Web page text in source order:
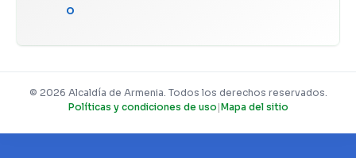
o
© 2026 Alcaldía de Armenia. Todos los derechos reservados.
Políticas y condiciones de uso |Mapa del sitio